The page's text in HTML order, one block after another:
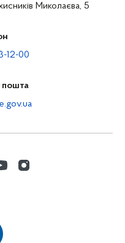
Миколаєва, 5
12-00
пошта